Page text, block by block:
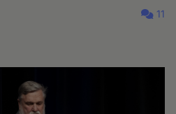
11